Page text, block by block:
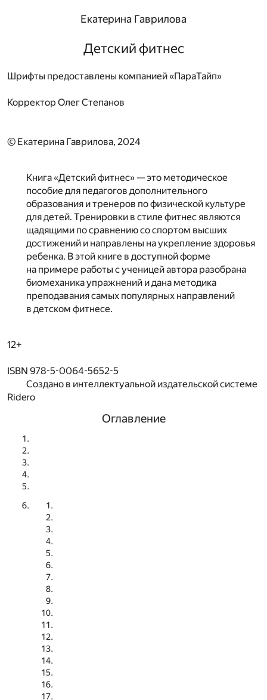
Екатерина Гаврилова
Детский фитнес
Шрифты предоставлены компанией «ПараТайп»
Корректор Олег Степанов
© Екатерина Гаврилова, 2024
Книга «Детский фитнес» — это методическое
пособие для педагогов дополнительного
образования и тренеров по физической культуре
для детей. Тренировки в стиле фитнес являются
щадящими по сравнению со спортом высших
достижений и направлены на укрепление здоровья
ребенка. В этой книге в доступной форме
на примере работы с ученицей автора разобрана
биомеханика упражнений и дана методика
преподавания самых популярных направлений
в детском фитнесе.
12+
ISBN 978-5-0064-5652-5
Создано в интеллектуальной издательской системе
Ridero
Оглавление